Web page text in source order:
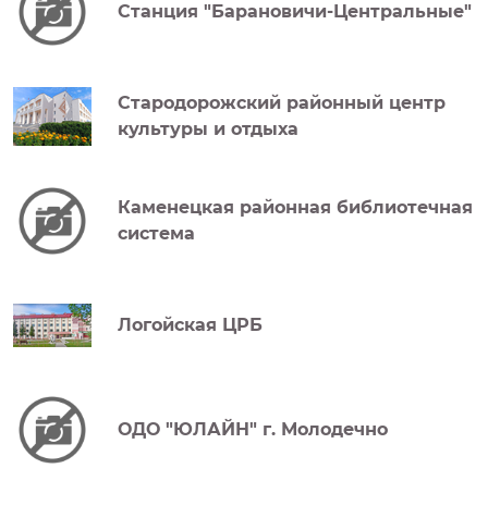
Станция "Барановичи-Центральные"
Стародорожский районный центр
культуры и отдыха
Каменецкая районная библиотечная
система
Логойская ЦРБ
ОДО "ЮЛАЙН" г. Молодечно